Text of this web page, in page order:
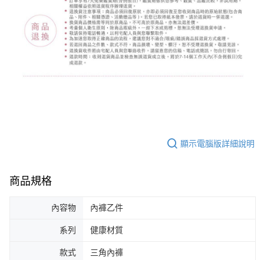
顯示電腦版詳細說明
商品規格
內容物 內褲乙件
系列 健康材質
款式 三角內褲